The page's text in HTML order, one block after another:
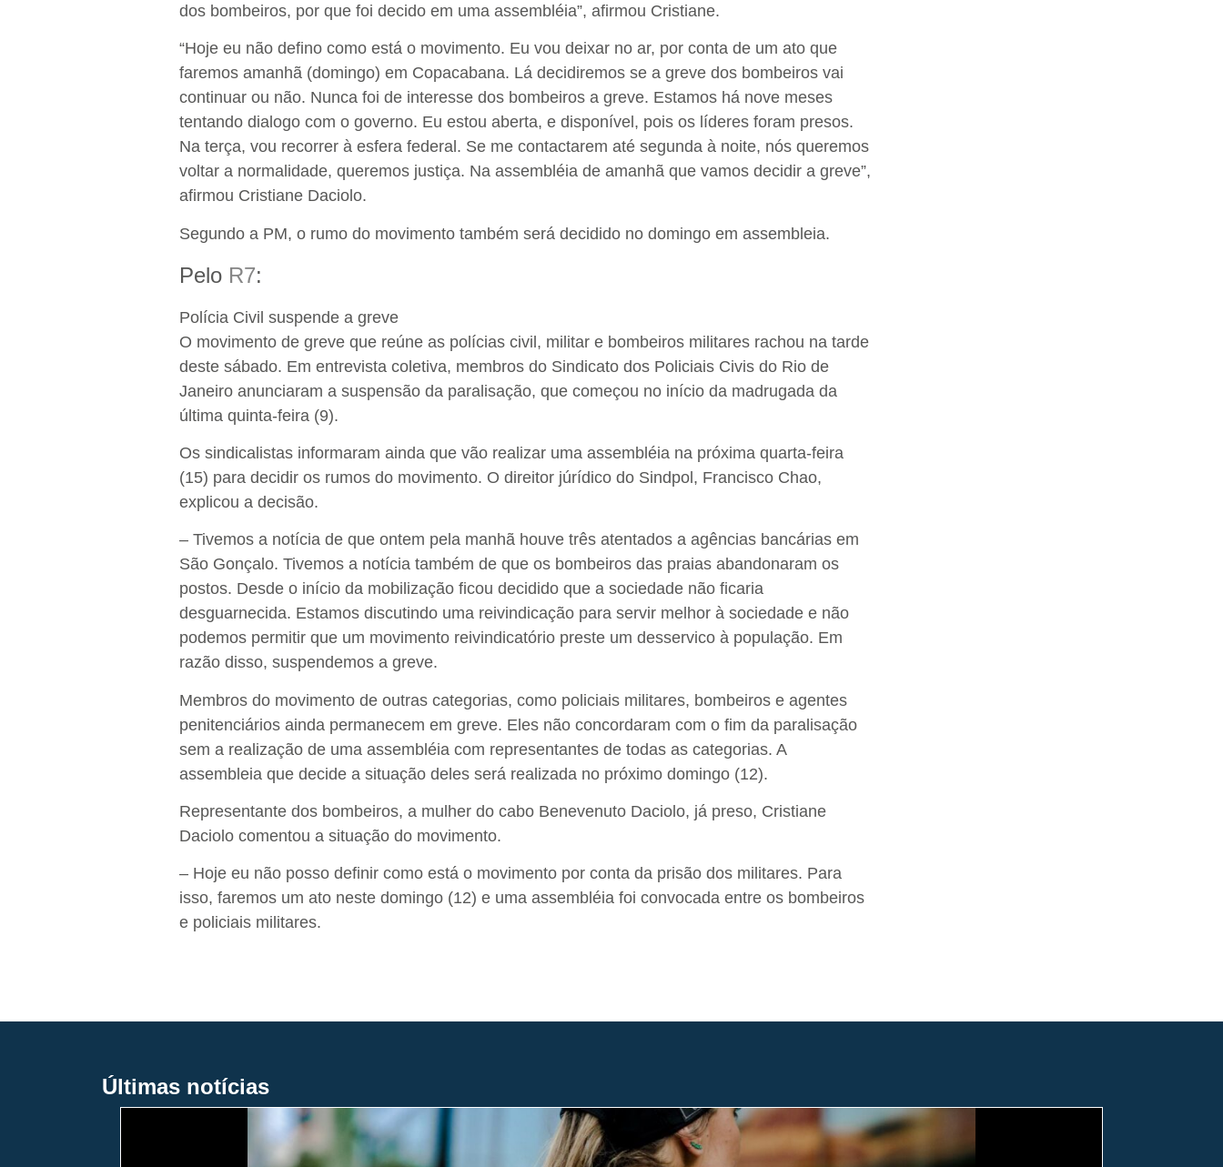
dos bombeiros, por que foi decido em uma assembléia”, afirmou Cristiane.
“Hoje eu não defino como está o movimento. Eu vou deixar no ar, por conta de um ato que
faremos amanhã (domingo) em Copacabana. Lá decidiremos se a greve dos bombeiros vai
continuar ou não. Nunca foi de interesse dos bombeiros a greve. Estamos há nove meses
tentando dialogo com o governo. Eu estou aberta, e disponível, pois os líderes foram presos.
Na terça, vou recorrer à esfera federal. Se me contactarem até segunda à noite, nós queremos
voltar a normalidade, queremos justiça. Na assembléia de amanhã que vamos decidir a greve”,
afirmou Cristiane Daciolo.
Segundo a PM, o rumo do movimento também será decidido no domingo em assembleia.
Pelo R7:
Polícia Civil suspende a greve
O movimento de greve que reúne as polícias civil, militar e bombeiros militares rachou na tarde
deste sábado. Em entrevista coletiva, membros do Sindicato dos Policiais Civis do Rio de
Janeiro anunciaram a suspensão da paralisação, que começou no início da madrugada da
última quinta-feira (9).
Os sindicalistas informaram ainda que vão realizar uma assembléia na próxima quarta-feira
(15) para decidir os rumos do movimento. O direitor júrídico do Sindpol, Francisco Chao,
explicou a decisão.
– Tivemos a notícia de que ontem pela manhã houve três atentados a agências bancárias em
São Gonçalo. Tivemos a notícia também de que os bombeiros das praias abandonaram os
postos. Desde o início da mobilização ficou decidido que a sociedade não ficaria
desguarnecida. Estamos discutindo uma reivindicação para servir melhor à sociedade e não
podemos permitir que um movimento reivindicatório preste um desservico à população. Em
razão disso, suspendemos a greve.
Membros do movimento de outras categorias, como policiais militares, bombeiros e agentes
penitenciários ainda permanecem em greve. Eles não concordaram com o fim da paralisação
sem a realização de uma assembléia com representantes de todas as categorias. A
assembleia que decide a situação deles será realizada no próximo domingo (12).
Representante dos bombeiros, a mulher do cabo Benevenuto Daciolo, já preso, Cristiane
Daciolo comentou a situação do movimento.
– Hoje eu não posso definir como está o movimento por conta da prisão dos militares. Para
isso, faremos um ato neste domingo (12) e uma assembléia foi convocada entre os bombeiros
e policiais militares.
Últimas notícias